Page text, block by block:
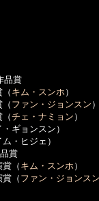
品賞
キム・スンホ ）
ファン・ジョンスン
チェ・ナミョン ）
ン）
ェ）
賞
キム・スンホ ）
ファン・ジョンス